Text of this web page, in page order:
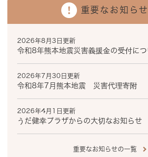
重要なお知らせ
2026年8月3日更新
令和8年熊本地震災害義援金の受付につ
2026年7月30日更新
令和8年7月熊本地震 災害代理寄附
2026年4月1日更新
うだ健幸プラザからの大切なお知らせ
重要なお知らせの一覧